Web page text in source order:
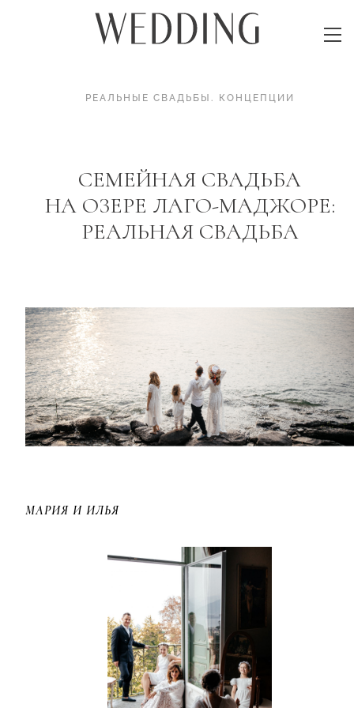
РЕАЛЬНЫЕ СВАДЬБЫ . КОНЦЕПЦИИ
СЕМЕЙНАЯ СВАДЬБА
НА ОЗЕРЕ ЛАГО-МАДЖОРЕ:
РЕАЛЬНАЯ СВАДЬБА
МАРИЯ И ИЛЬЯ